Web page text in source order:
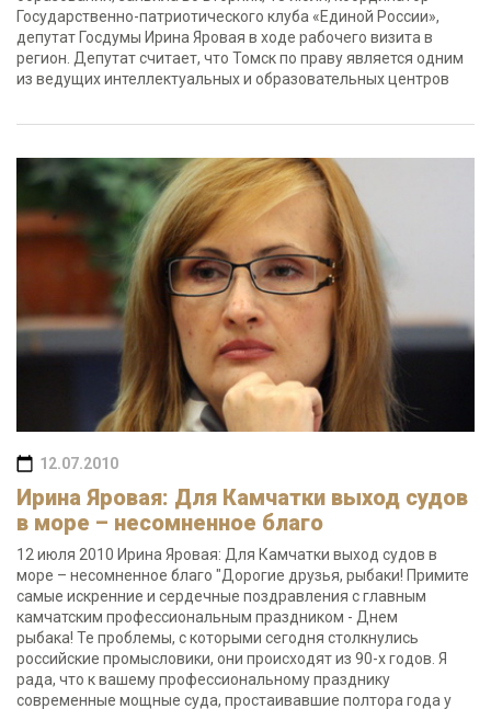
Государственно-патриотического клуба «Единой России»,
депутат Госдумы Ирина Яровая в ходе рабочего визита в
регион. Депутат считает, что Томск по праву является одним
из ведущих интеллектуальных и образовательных центров
12.07.2010
Ирина Яровая: Для Камчатки выход судов
в море – несомненное благо
12 июля 2010 Ирина Яровая: Для Камчатки выход судов в
море – несомненное благо "Дорогие друзья, рыбаки! Примите
самые искренние и сердечные поздравления с главным
камчатским профессиональным праздником - Днем
рыбака! Те проблемы, с которыми сегодня столкнулись
российские промысловики, они происходят из 90-х годов. Я
рада, что к вашему профессиональному празднику
современные мощные суда, простаивавшие полтора года у